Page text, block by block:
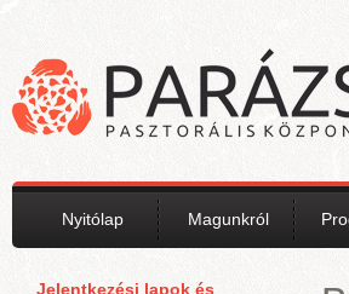
Nyitólap Magunkról
Jelentkezési lapok és